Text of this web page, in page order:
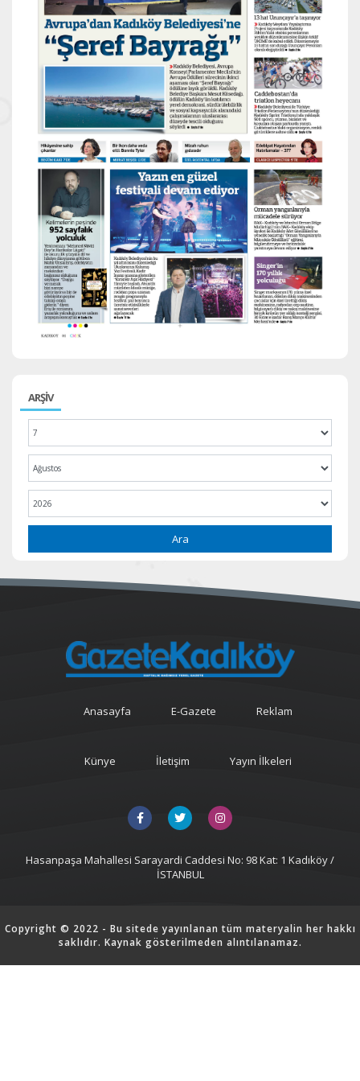
ARŞİV
Ara
Anasayfa E-Gazete Reklam
Künye İletişim Yayın İlkeleri
Hasanpaşa Mahallesi Sarayardi Caddesi No: 98 Kat: 1 Kadıköy /
İSTANBUL
Copyright © 2022 - Bu sitede yayınlanan tüm materyalin her hakkı
saklıdır. Kaynak gösterilmeden alıntılanamaz.